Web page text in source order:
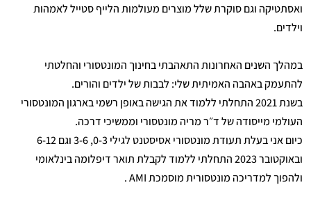
ואסתטיקה וגם סוקרת שלל מוצרים מעולמות הלייף סטייל לאמהות
וילדים.
במהלך השנים האחרונות התאהבתי בחינוך המונטסורי והחלטתי
להתעמק באהבה האמיתית שלי: לבבות של ילדים והורים.
בשנת 2021 התחלתי ללמוד את הגישה באופן רשמי בארגון המונטסורי
העולמי מייסודה של ד״ר מריה מונטסורי וממשיכי דרכה.
כיום אני בעלת תעודת מונטסורי אסיסטנט לגילי 0-3, 3-6 וגם 6-12
ובאוקטובר 2023 התחלתי ללמוד לקבלת תואר דיפלומה בינלאומי
ולהפוך למדריכה מונטסורית מוסמכת AMI .